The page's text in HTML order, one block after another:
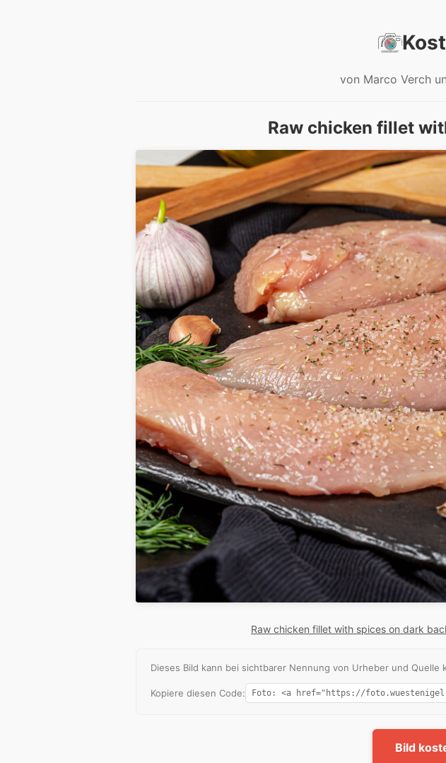
von Marco Verch
Raw chicken fillet
Raw chicken fillet with spices on dark
Dieses Bild kann bei sichtbarer Nennung von Urheber und
Kopiere diesen Code:
Bild